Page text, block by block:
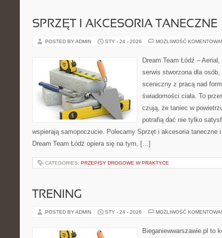
SPRZĘT I AKCESORIA TANECZNE
POSTED BY ADMIN STY - 24 - 2026 MOŻLIWOŚĆ
Dream Team Łódź –
serwis stworzona dla
sceniczny z pracą nad
świadomości ciała. To
czują, że taniec w
potrafią dać nie tylko
wspierają samopoczucie. Polecamy Sprzęt i akcesoria taneczne
Dream Team Łódź opiera się na tym, […]
CATEGORIES: PRZEPISY DROGOWE W PRAKTYCE
TRENING
POSTED BY ADMIN STY - 24 - 2026 MOŻLIWOŚĆ
Bieganiewwarszawie.pl to